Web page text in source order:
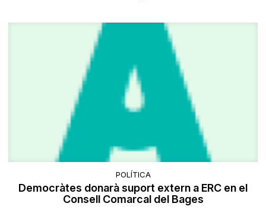
POLÍTICA
Democràtes donarà suport extern a ERC en el
Consell Comarcal del Bages